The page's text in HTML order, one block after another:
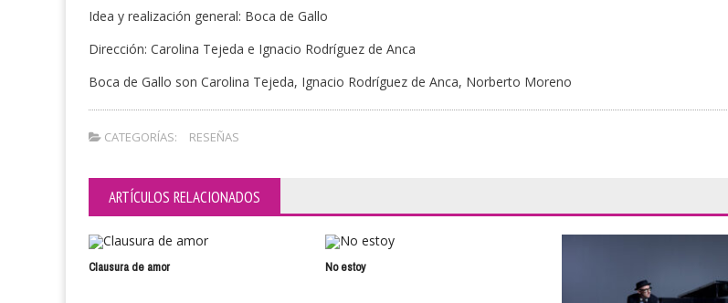
Idea y realización general: Boca de Gallo
Dirección: Carolina Tejeda e Ignacio Rodríguez de Anca
Boca de Gallo son Carolina Tejeda, Ignacio Rodríguez de Anca, Norberto Moreno
CATEGORÍAS: RESEÑAS
ARTÍCULOS RELACIONADOS
Clausura de amor No estoy